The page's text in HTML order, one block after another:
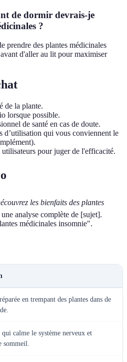
de dormir devrais-je
?
prendre des plantes médicinales
d'aller au lit pour maximiser
de la plante.
lorsque possible.
de santé en cas de doute.
d’utilisation qui vous conviennent le
pour juger de l'efficacité.
les bienfaits des plantes
une analyse complète de [sujet].
médicinales insomnie".
en trempant des plantes dans de
qui calme le système nerveux et
sommeil.